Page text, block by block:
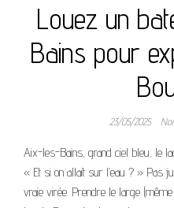
Louez un
Bains pour
23/05/2025
Aix-les-Bains, grand ciel bleu, le
« Et si on allait sur l’eau ? » Pas
vraie virée. Prendre le large